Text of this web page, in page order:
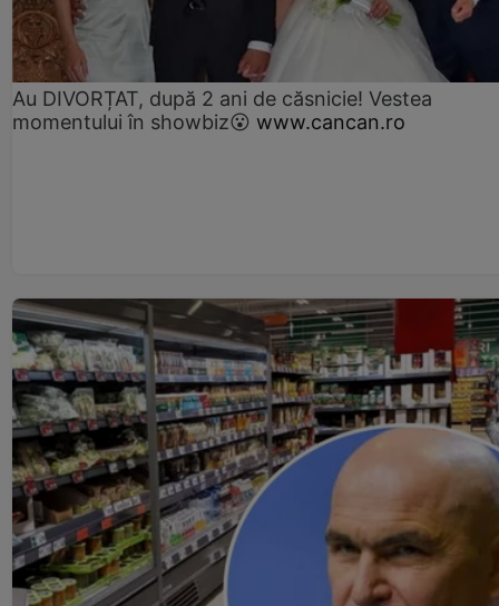
Au DIVORȚAT, după 2 ani de căsnicie! Vestea
momentului în showbiz😮 www.cancan.ro